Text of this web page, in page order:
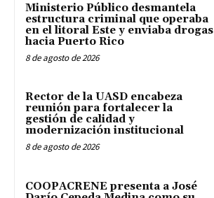
Ministerio Público desmantela
estructura criminal que operaba
en el litoral Este y enviaba drogas
hacia Puerto Rico
8 de agosto de 2026
Rector de la UASD encabeza
reunión para fortalecer la
gestión de calidad y
modernización institucional
8 de agosto de 2026
COOPACRENE presenta a José